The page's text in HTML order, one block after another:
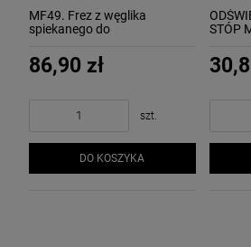
MF49. Frez z węglika
spiekanego do
żelowej - 4 mm - Mollon PRO
(1)
86,90 zł
szt.
DO KOSZYKA
STÓP